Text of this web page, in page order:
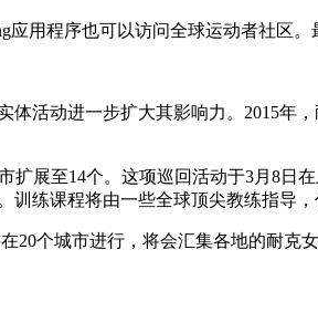
应用程序也可以访问全球运动者社区
活动进一步扩大其影响力。2015年
扩展至14个。这项巡回活动于3月8日
训练课程将由一些全球顶尖教练指导，
在20个城市进行，将会汇集各地的耐